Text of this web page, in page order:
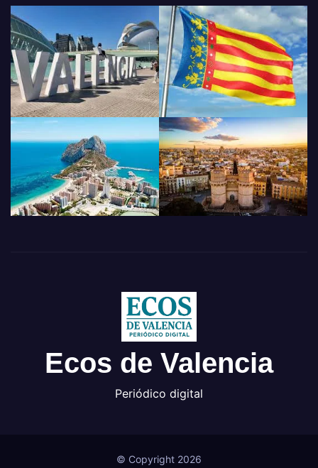
Ecos de Valencia
Periódico digital
© Copyright 2026